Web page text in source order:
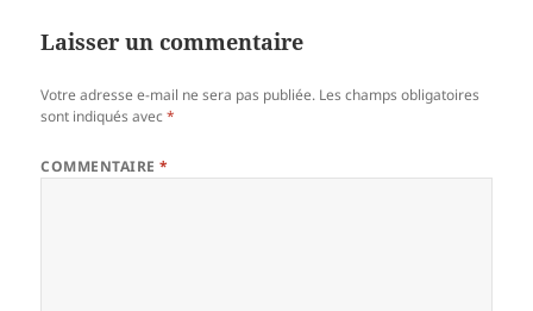
er
Laisser un commentaire
Votre adresse e-mail ne sera pas publiée. Les champs obligatoires
sont indiqués avec*
COMMENTAIRE*